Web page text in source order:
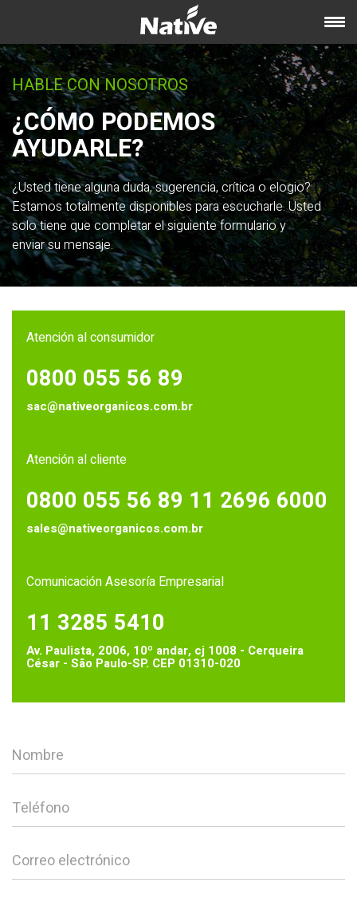
HABLE CON NOSOTROS
¿CÓMO PODEMOS
AYUDARLE?
¿Usted tiene alguna duda, sugerencia, crítica o elogio?
Estamos totalmente disponibles para escucharle. Usted
solo tiene que completar el siguiente formulario y
enviar su mensaje.
Atención al consumidor
0800 055 56 89
sac@nativeorganicos.com.br
Atención al cliente
0800 055 56 89 11 2696 6000
sales@nativeorganicos.com.br
Comunicación Asesoría Empresarial
11 3285 5410
Av. Paulista, 2006, 10º andar, cj 1008 - Cerqueira
César - São Paulo-SP. CEP 01310-020
Nombre
Teléfono
Correo electrónico